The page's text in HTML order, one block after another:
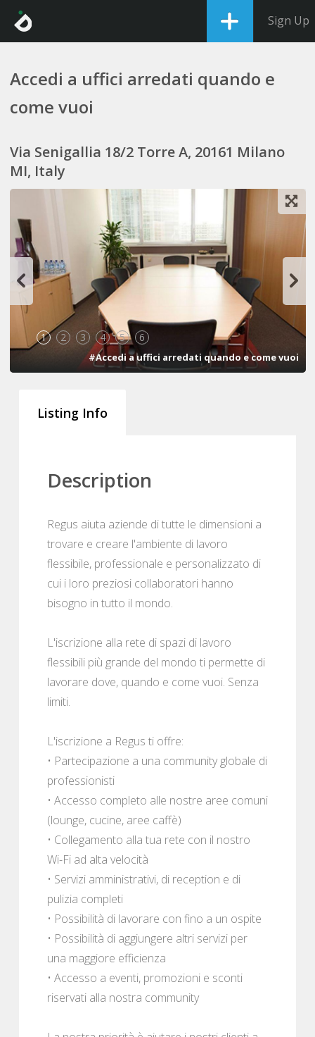
Sign Up
Accedi a uffici arredati quando e
come vuoi
Via Senigallia 18/2 Torre A, 20161 Milano
MI, Italy
1 2 3 4 5 6
#Accedi a uffici arredati quando e come vuoi
Listing Info
Description
Regus aiuta aziende di tutte le dimensioni a
trovare e creare l'ambiente di lavoro
flessibile, professionale e personalizzato di
cui i loro preziosi collaboratori hanno
bisogno in tutto il mondo.
L'iscrizione alla rete di spazi di lavoro
flessibili più grande del mondo ti permette di
lavorare dove, quando e come vuoi. Senza
limiti.
L'iscrizione a Regus ti offre:
• Partecipazione a una community globale di
professionisti
• Accesso completo alle nostre aree comuni
(lounge, cucine, aree caffè)
• Collegamento alla tua rete con il nostro
Wi-Fi ad alta velocità
• Servizi amministrativi, di reception e di
pulizia completi
• Possibilità di lavorare con fino a un ospite
• Possibilità di aggiungere altri servizi per
una maggiore efficienza
• Accesso a eventi, promozioni e sconti
riservati alla nostra community